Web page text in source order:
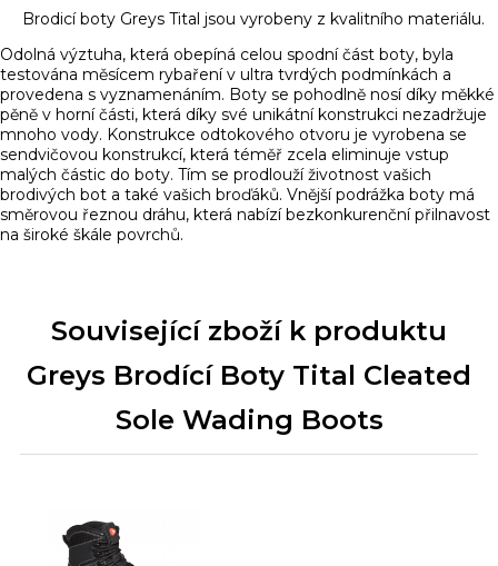
Brodicí boty Greys Tital jsou vyrobeny z kvalitního materiálu.
Odolná výztuha, která obepíná celou spodní část boty, byla
testována měsícem rybaření v ultra tvrdých podmínkách a
provedena s vyznamenáním. Boty se pohodlně nosí díky měkké
pěně v horní části, která díky své unikátní konstrukci nezadržuje
mnoho vody. Konstrukce odtokového otvoru je vyrobena se
sendvičovou konstrukcí, která téměř zcela eliminuje vstup
malých částic do boty. Tím se prodlouží životnost vašich
brodivých bot a také vašich broďáků. Vnější podrážka boty má
směrovou řeznou dráhu, která nabízí bezkonkurenční přilnavost
na široké škále povrchů.
Související zboží k produktu
Greys Brodící Boty Tital Cleated
Sole Wading Boots